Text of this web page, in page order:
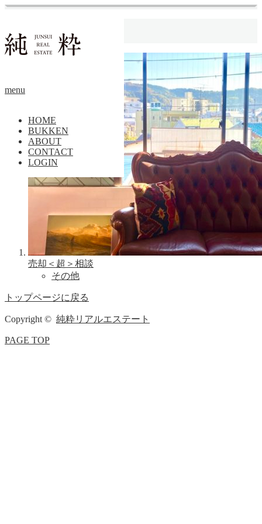
menu
HOME
BUKKEN
ABOUT
CONTACT
LOGIN
葉山不動産売却
売却＜超＞相談
その他
トップページに戻る
Copyright © 純粋リアルエステート
PAGE TOP